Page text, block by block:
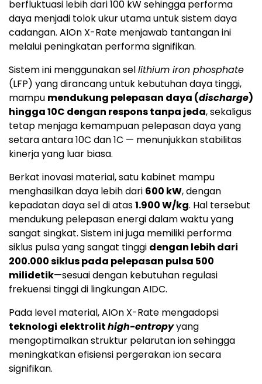
berfluktuasi lebih dari 100 kW sehingga performa
daya menjadi tolok ukur utama untuk sistem daya
cadangan. AIOn X-Rate menjawab tantangan ini
melalui peningkatan performa signifikan.
Sistem ini menggunakan sellithium iron phosphate
(LFP) yang dirancang untuk kebutuhan daya tinggi,
mampu mendukung pelepasan daya (discharge)
hingga 10C dengan respons tanpa jeda, sekaligus
tetap menjaga kemampuan pelepasan daya yang
setara antara 10C dan 1C — menunjukkan stabilitas
kinerja yang luar biasa.
Berkat inovasi material, satu kabinet mampu
menghasilkan daya lebih dari 600 kW, dengan
kepadatan daya sel di atas1.900 W/kg. Hal tersebut
mendukung pelepasan energi dalam waktu yang
sangat singkat. Sistem ini juga memiliki performa
siklus pulsa yang sangat tinggi dengan lebih dari
200.000 siklus pada pelepasan pulsa 500
milidetik—sesuai dengan kebutuhan regulasi
frekuensi tinggi di lingkungan AIDC.
Pada level material, AIOn X-Rate mengadopsi
teknologi elektrolithigh-entropyyang
mengoptimalkan struktur pelarutan ion sehingga
meningkatkan efisiensi pergerakan ion secara
signifikan.